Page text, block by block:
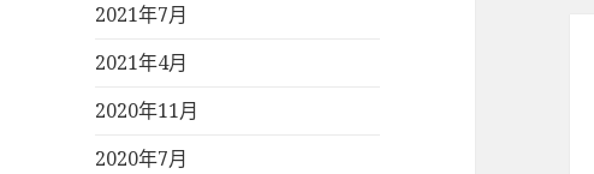
2021年7月
2021年4月
2020年11月
2020年7月